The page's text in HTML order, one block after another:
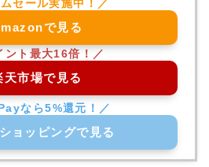
で見る
天市場で見る
ョッピングで見る